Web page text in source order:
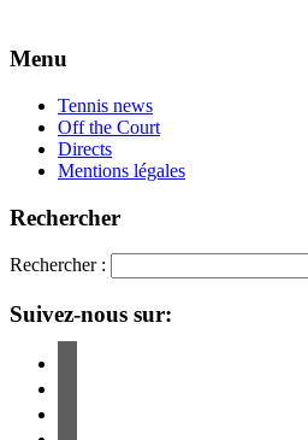
Menu
Tennis news
Off the Court
Directs
Mentions légales
Rechercher
Rechercher :
Suivez-nous sur: